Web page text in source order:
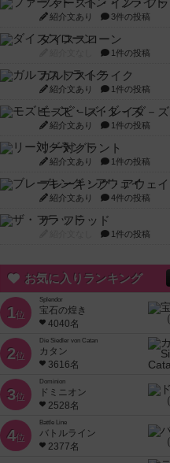
紹介文あり 3件の投稿
ダイススローン
1件の投稿
ガルフストライク
紹介文あり 1件の投稿
モズビ－ズ・レイダ－ズ
紹介文あり 1件の投稿
リー対グラント
紹介文あり 1件の投稿
ブレーキング・アウェイ
紹介文あり 4件の投稿
ザ・フラッド
1件の投稿
お気に入りランキング
1位
Splendor
宝石の煌き
4040名
2位
Die Siedler von Catan
カタン
3616名
3位
Dominion
ドミニオン
2528名
4位
Battle Line
バトルライン
2377名